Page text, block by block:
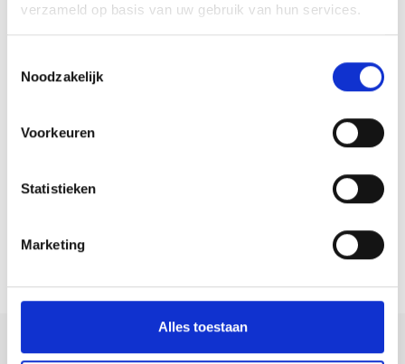
verzameld op basis van uw gebruik van hun services.
Noodzakelijk
Voorkeuren
Statistieken
Marketing
Alles toestaan
WAS DE INHOUD NUTTIG VOOR U?
Ja
No